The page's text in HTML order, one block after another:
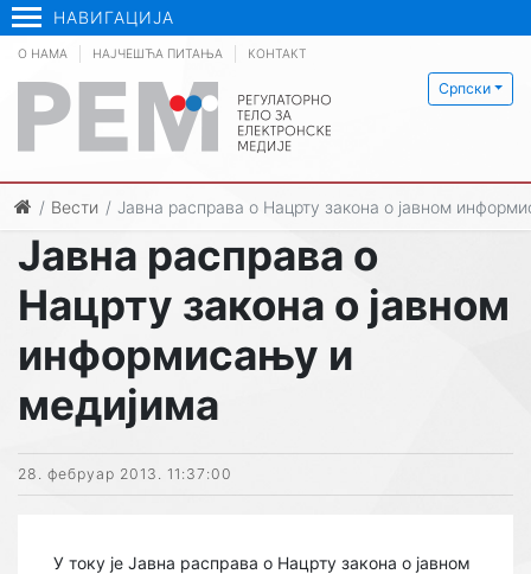
НАВИГАЦИЈА
Српски
О НАМА НАЈЧЕШЋА ПИТАЊА КОНТАКТ
Вести Јавна расправа о Нацрту закона о јавном
Јавна расправа о
Нацрту закона о јавном
информисању и
медијима
28. фебруар 2013. 11:37:00
У току је Јавна расправа о Нацрту закона о јавном